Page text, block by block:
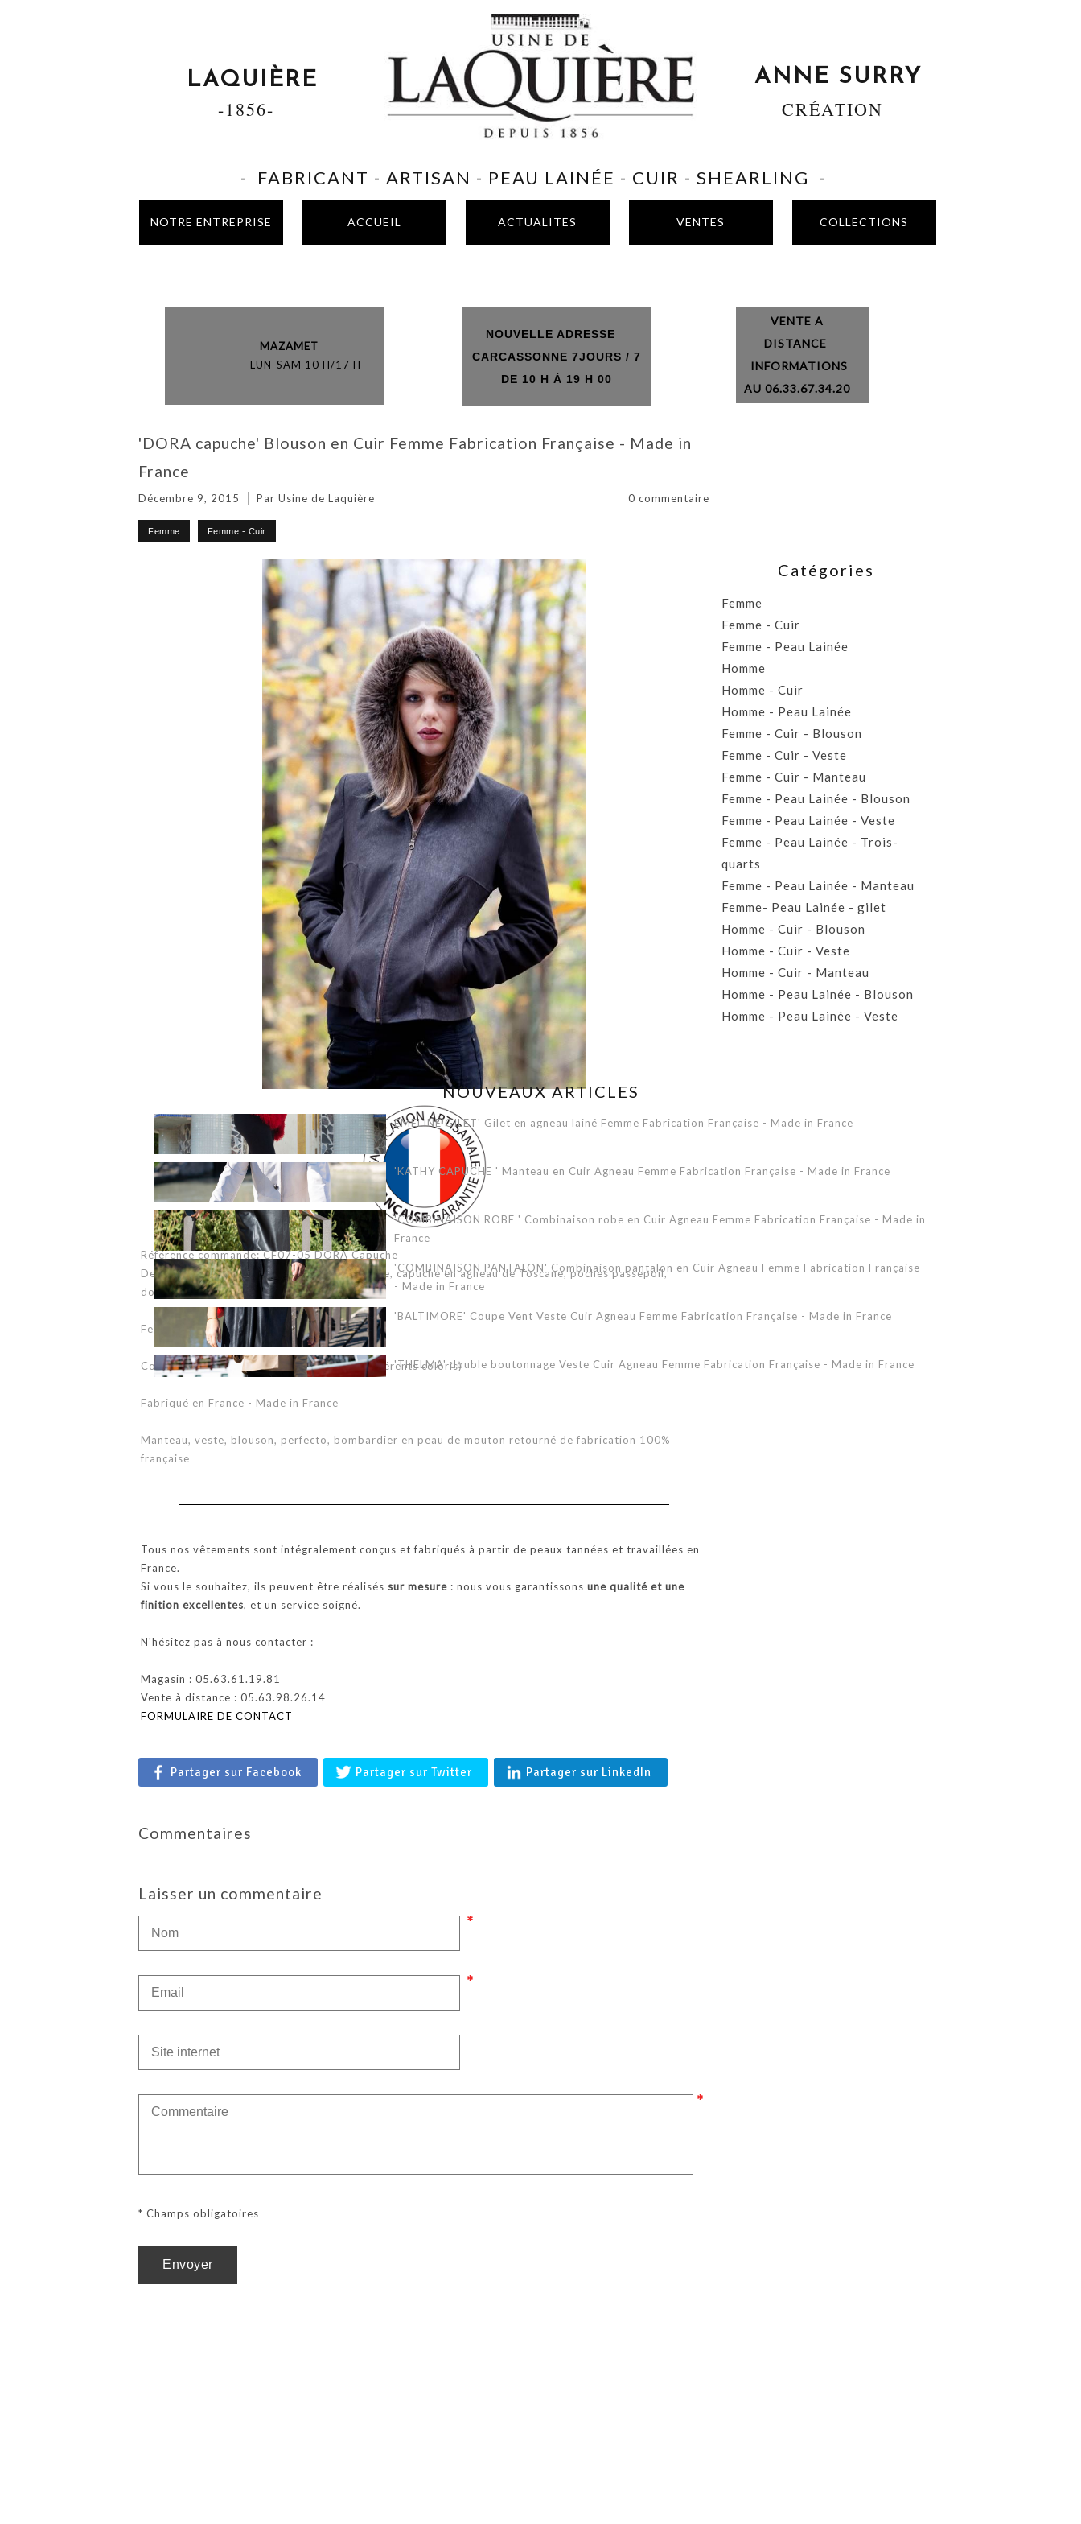
LAQUIÈRE ANNE SURRY
-1856- CRÉATION
NOUVELLE ADRESSE
CARCASSONNE 7JOURS / 7
DE 10 H À 19 H 00
VENTE A
DISTANCE
INFORMATIONS
AU 06.33.67.34.20
- FABRICANT - ARTISAN - PEAU LAINÉE - CUIR - SHEARLING -
MAZAMET
LUN-SAM 10 H/17 H
NOTRE ENTREPRISE ACCUEIL ACTUALITES VENTES COLLECTIONS
'DORA capuche' Blouson en Cuir Femme Fabrication Française - Made in
France
Décembre 9, 2015 Par Usine de Laquière 0 commentaire
Référence commande: CF07-05 DORA Capuche
Description: Blouson à capuche en cuir femme, capuche en agneau de Toscane, poches passepoil,
doublure 100% satin
Fermeture glissière centrale
Couleur: Chèvre rustica (disponible dans différents coloris)
Fabriqué en France - Made in France
Manteau, veste, blouson, perfecto, bombardier en peau de mouton retourné de fabrication 100%
française
Tous nos vêtements sont intégralement conçus et fabriqués à partir de peaux tannées et travaillées en
France.
Si vous le souhaitez, ils peuvent être réalisés sur mesure : nous vous garantissons une qualité et une
finition excellentes, et un service soigné.
N'hésitez pas à nous contacter :
Magasin : 05.63.61.19.81
Vente à distance : 05.63.98.26.14
FORMULAIRE DE CONTACT
Partager sur Facebook Partager sur Twitter Partager sur LinkedIn
Commentaires
Laisser un commentaire
* Champs obligatoires
Catégories
Femme
Femme - Cuir
Femme - Peau Lainée
Homme
Homme - Cuir
Homme - Peau Lainée
Femme - Cuir - Blouson
Femme - Cuir - Veste
Femme - Cuir - Manteau
Femme - Peau Lainée - Blouson
Femme - Peau Lainée - Veste
Femme - Peau Lainée - Trois-
quarts
Femme - Peau Lainée - Manteau
Femme- Peau Lainée - gilet
Homme - Cuir - Blouson
Homme - Cuir - Veste
Homme - Cuir - Manteau
Homme - Peau Lainée - Blouson
Homme - Peau Lainée - Veste
Femme - Peau lainée - Coupe Vent
Pantalon
NOUVEAUX ARTICLES
EMELINE GILET' Gilet en agneau lainé Femme Fabrication Française - Made in France
'KATHY CAPUCHE ' Manteau en Cuir Agneau Femme Fabrication Française - Made in France
'COMBINAISON ROBE ' Combinaison robe en Cuir Agneau Femme Fabrication Française - Made in
France
'COMBINAISON PANTALON' Combinaison pantalon en Cuir Agneau Femme Fabrication Française
- Made in France
'BALTIMORE' Coupe Vent Veste Cuir Agneau Femme Fabrication Française - Made in France
'THELMA' double boutonnage Veste Cuir Agneau Femme Fabrication Française - Made in France